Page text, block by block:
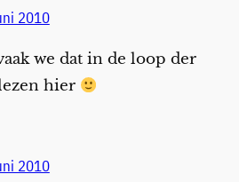
2010
we dat in de loop der
hier
2010